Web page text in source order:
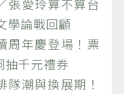
愛玲算不算台
學論戰回顧
年慶登場！票
抽千元禮券
潮與換展期！